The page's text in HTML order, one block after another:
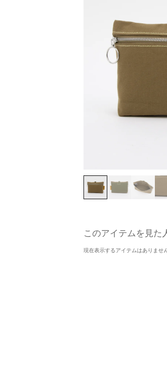
このアイテムを見た
現在表示するアイテムはありません